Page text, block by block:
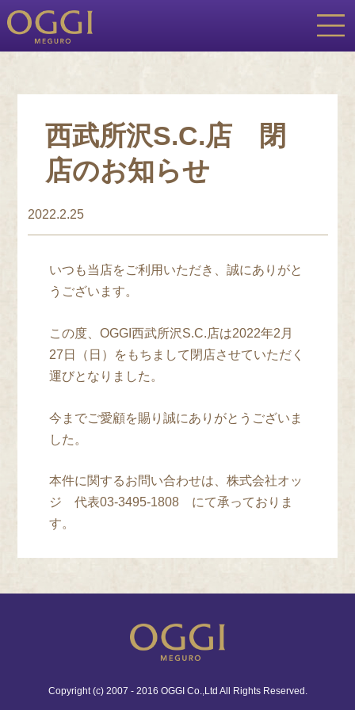
西武所沢S.C.店 閉
店のお知らせ
2022.2.25
いつも当店をご利用いただき、誠にありがと
うございます。
この度、OGGI西武所沢S.C.店は2022年2月
27日（日）をもちまして閉店させていただく
運びとなりました。
今までご愛顧を賜り誠にありがとうございま
した。
本件に関するお問い合わせは、株式会社オッ
ジ 代表03-3495-1808 にて承っておりま
す。
Copyright (c) 2007 - 2016 OGGI Co.,Ltd All Rights Reserved.